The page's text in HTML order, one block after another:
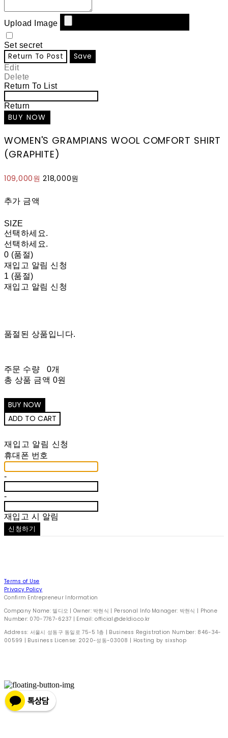
Upload Image
Set secret
Return To Post Save
Edit
Delete
Return To List
Return
WOMEN'S GRAMPIANS WOOL COMFORT SHIRT
(GRAPHITE)
109,000원218,000원
추가 금액
SIZE
선택하세요.
선택하세요.
0 (품절)
재입고 알림 신청
1 (품절)
재입고 알림 신청
품절된 상품입니다.
주문 수량
0개
총 상품 금액 0원
재입고 알림 신청
휴대폰 번호
-
-
재입고 시 알림
신청하기
Terms of Use
Privacy Policy
Confirm Entrepreneur Information
Company Name: 델디오 | Owner: 박현식 | Personal Info Manager: 박현식 | Phone
Number: 070-7767-6237 | Email: official@deldio.co.kr
Address: 서울시 성동구 동일로 75-5 1층 | Business Registration Number: 846-34-
00599 | Business License: 2020-성동-03008 | Hosting by sixshop